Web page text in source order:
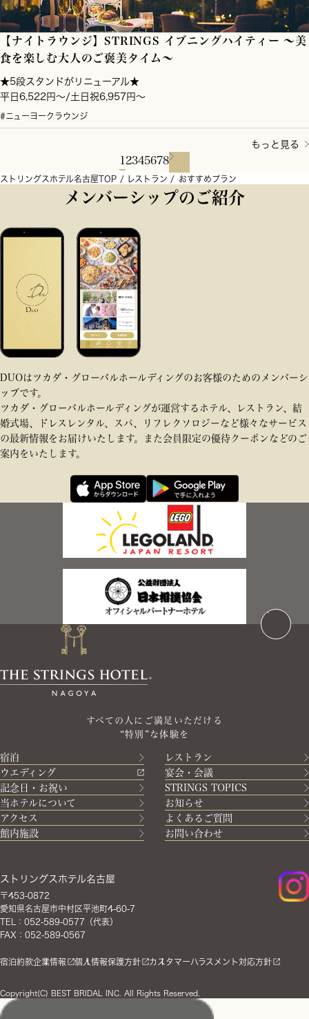
【ナイトラウンジ】STRINGS イブニングハイティー ～美
食を楽しむ大人のご褒美タイム～
★5段スタンドがリニューアル★
平日6,522円～/土日祝6,957円～
#ニューヨークラウンジ
もっと見る
1 2345678
ストリングスホテル名古屋TOP レストラン おすすめプラン
メンバーシップのご紹介
DUOはツカダ・グローバルホールディングのお客様のためのメンバーシ
ップです。
ツカダ・グローバルホールディングが運営するホテル、レストラン、結
婚式場、ドレスレンタル、スパ、リフレクソロジーなど様々なサービス
の最新情報をお届けいたします。また会員限定の優待クーポンなどのご
案内をいたします。
すべての人にご満足いただける
“特別”な体験を
宿泊
レストラン
ウエディング
宴会・会議
記念日・お祝い
STRINGS TOPICS
当ホテルについて
お知らせ
アクセス
よくあるご質問
館内施設
お問い合わせ
ストリングスホテル名古屋
〒453-0872
愛知県名古屋市中村区平池町4-60-7
TEL：052-589-0577（代表）
FAX：052-589-0567
宿泊約款企業情報 個人情報保護方針 カスタマーハラスメント対応方針
Copyright(C) BEST BRIDAL INC. All Rights Reserved.